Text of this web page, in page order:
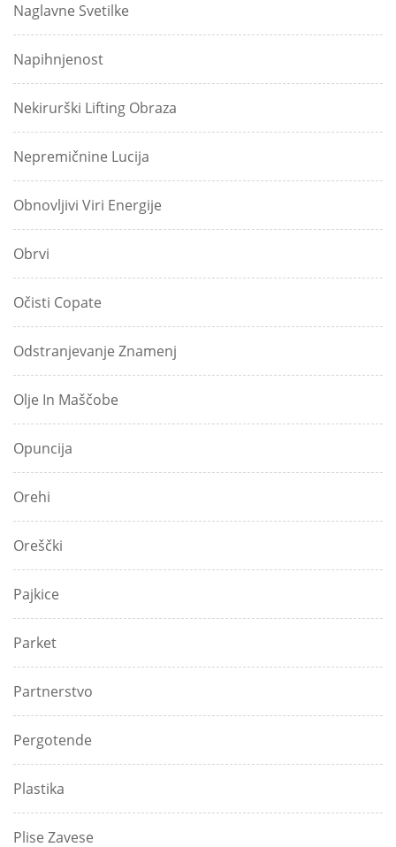
Naglavne Svetilke
Napihnjenost
Nekirurški Lifting Obraza
Nepremičnine Lucija
Obnovljivi Viri Energije
Obrvi
Očisti Copate
Odstranjevanje Znamenj
Olje In Maščobe
Opuncija
Orehi
Oreščki
Pajkice
Parket
Partnerstvo
Pergotende
Plastika
Plise Zavese